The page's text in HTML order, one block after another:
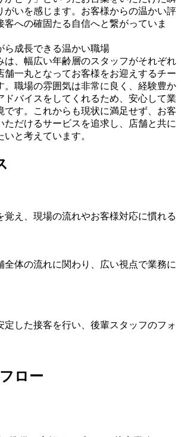
がいを感じます。お客様からの温かい評
客への確固たる自信へと繋がっていま
ら成長できる温かい職場
は、幅広い年齢層のスタッフがそれぞれ
舗一丸となってお客様をお迎えするチー
。職場の雰囲気は非常に良く、経験豊か
ドバイスをしてくれるため、安心して業
です。これからも現状に満足せず、お客
ただけるサービスを追求し、店舗と共に
と考えています。
覚え、現場の流れやお客様対応に慣れる
全体の流れに関わり、広い視点で業務に
定した接客を行い、後輩スタッフのフォ
ロー